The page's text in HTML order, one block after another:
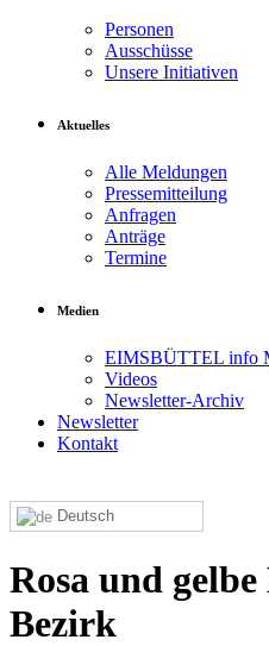
Personen
Ausschüsse
Unsere Initiativen
Aktuelles
Alle Meldungen
Pressemitteilung
Anfragen
Anträge
Termine
Medien
EIMSBÜTTEL info
Videos
Newsletter-Archiv
Newsletter
Kontakt
Deutsch
Rosa und
Bezirk